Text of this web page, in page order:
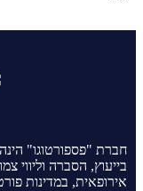
חברת "פספורטוגו"
בייעוץ, הסברה וליווי
אירופאית, במדינות